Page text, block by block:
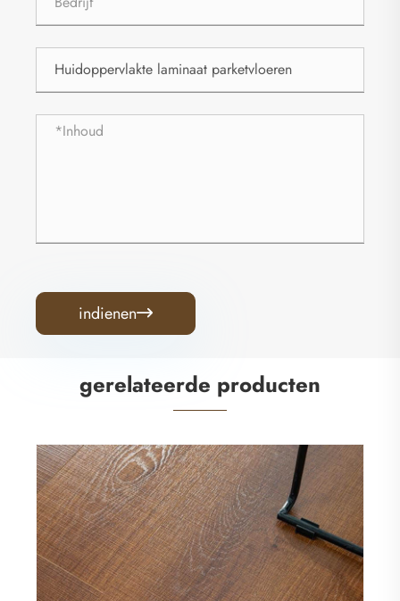
indienen
gerelateerde producten
HDF EIR-oppervlaktelaminaatvloer
Bekijk meer >>